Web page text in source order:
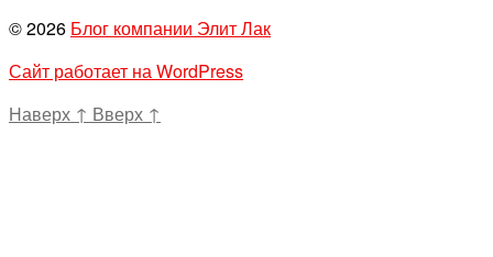
© 2026 Блог компании Элит Лак
Сайт работает на WordPress
Наверх ↑ Вверх ↑